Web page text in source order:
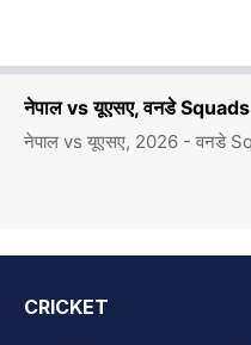
नेपाल vs यूएसए, वनडे Squads
नेपाल vs यूएसए, 2026 - वनडे
CRICKET